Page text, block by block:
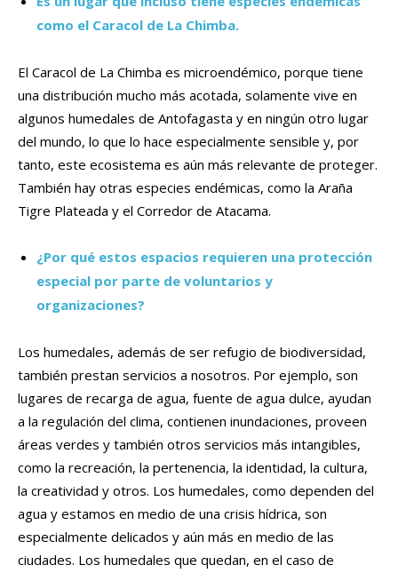
como el Caracol de La Chimba.
El Caracol de La Chimba es microendémico, porque tiene
una distribución mucho más acotada, solamente vive en
algunos humedales de Antofagasta y en ningún otro lugar
del mundo, lo que lo hace especialmente sensible y, por
tanto, este ecosistema es aún más relevante de proteger.
También hay otras especies endémicas, como la Araña
Tigre Plateada y el Corredor de Atacama.
¿Por qué estos espacios requieren una protección
especial por parte de voluntarios y
organizaciones?
Los humedales, además de ser refugio de biodiversidad,
también prestan servicios a nosotros. Por ejemplo, son
lugares de recarga de agua, fuente de agua dulce, ayudan
a la regulación del clima, contienen inundaciones, proveen
áreas verdes y también otros servicios más intangibles,
como la recreación, la pertenencia, la identidad, la cultura,
la creatividad y otros. Los humedales, como dependen del
agua y estamos en medio de una crisis hídrica, son
especialmente delicados y aún más en medio de las
ciudades. Los humedales que quedan, en el caso de